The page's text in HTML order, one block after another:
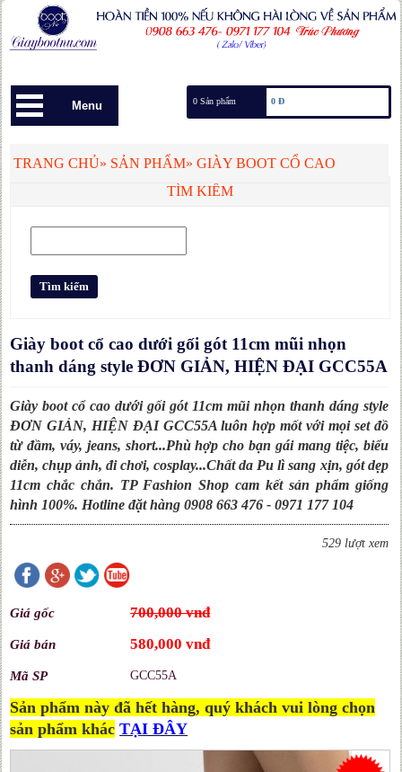
TÌM KIẾM
Giày boot cổ cao dưới gối gót 11cm mũi nhọn
thanh dáng style ĐƠN GIẢN, HIỆN ĐẠI GCC55A
Giày boot cổ cao dưới gối gót 11cm mũi nhọn thanh dáng style
ĐƠN GIẢN, HIỆN ĐẠI GCC55A luôn hợp mốt với mọi set đồ
từ đầm, váy, jeans, short...Phù hợp cho bạn gái mang tiệc, biểu
diễn, chụp ảnh, đi chơi, cosplay...Chất da Pu lì sang xịn, gót dẹp
11cm chắc chắn. TP Fashion Shop cam kết sản phẩm giống
hình 100%. Hotline đặt hàng 0908 663 476 - 0971 177 104
529 lượt xem
Giá gốc 700,000 vnđ
Giá bán 580,000 vnđ
Mã SP GCC55A
Sản phẩm này đã hết hàng, quý khách vui lòng chọn
sản phẩm khác TẠI ĐÂY
TRANG CHỦ» SẢN PHẨM»GIÀY BOOT CỔ CAO
0 Sản phẩm 0 Đ
Menu